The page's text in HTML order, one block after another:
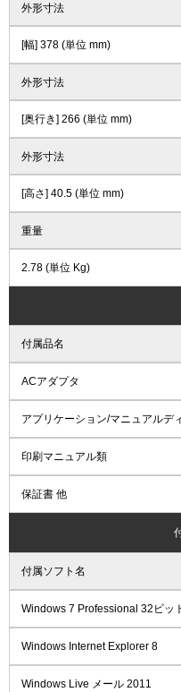
外形寸法
[幅] 378 (単位 mm)
外形寸法
[奥行き] 266 (単位 mm)
外形寸法
[高さ] 40.5 (単位 mm)
重量
2.78 (単位 Kg)
付属品名
ACアダプタ
アプリケーション/マニュアルデ
印刷マニュアル類
保証書 他
付属ソフト名
Windows 7 Professional 32ビッ
Windows Internet Explorer 8
Windows Live メール 2011